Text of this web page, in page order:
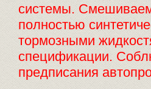
системы.
полностью
тормозными
спецификации.
предписания